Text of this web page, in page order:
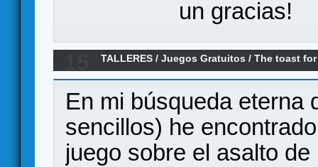
un gracias!
TALLERES /Juegos Gratuitos/The toast
En mi búsqueda eterna
sencillos) he
juego sobre el asalto